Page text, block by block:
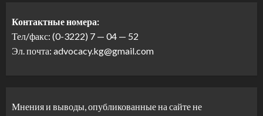
Контактные номера:
Тел/факс: (0-3222) 7 — 04 — 52
Эл. почта: advocacy.kg@gmail.com
Мнения и выводы, опубликованные на сайте не